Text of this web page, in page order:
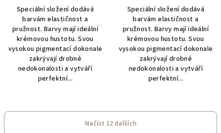
Speciální složení dodává
barvám elastičnost a
pružnost. Barvy mají ideální
krémovou hustotu. Svou
vysokou pigmentací dokonale
zakrývají drobné
nedokonalosti a vytváří
perfektní...
Speciální složení dodává
barvám elastičnost a
pružnost. Barvy mají ideální
krémovou hustotu. Svou
vysokou pigmentací dokonale
zakrývají drobné
nedokonalosti a vytváří
perfektní...
Načíst 12 dalších